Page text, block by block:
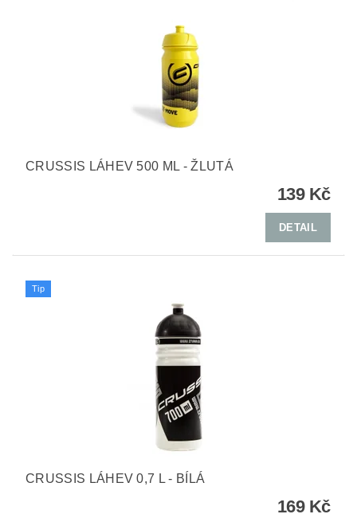
CRUSSIS LÁHEV 500 ML - ŽLUTÁ
139 Kč
DETAIL
Tip
CRUSSIS LÁHEV 0,7 L - BÍLÁ
169 Kč